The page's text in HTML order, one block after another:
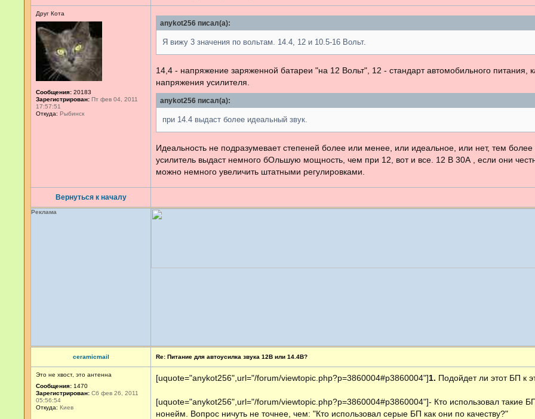
Друг Кота
Сообщения: 20183
Зарегистрирован: Пт фев 04, 2011
17:57:51
Откуда: Рыбинск
Вернуться к началу
anykot256 писал(а):
Я вижу 3 значения по вольтам. 14.4, 12 и 10.5-16 Вольт.
14,4 - напряжение заряженной батареи "на 12 Вольт", 12 - стандарт автомобильного
напряжения усилителя.
anykot256 писал(а):
при 14.4 выдаст более идеальный звук.
Идеальность не подразумевает степеней более или менее, или идеальное, или нет, тем
усилитель выдаст немного бОльшую мощность, чем при 12, вот и все. 12 В 30А , если они
можно немного увеличить штатными регулировками.
Реклама
ceramicmail
Это не хвост, это антенна
Сообщения: 1470
Зарегистрирован: Сб фев 26, 2011
05:56:54
Откуда: Киев
Re: Питание для автоусилка звука 12В или 14.4В?
[uquote="anykot256",url="/forum/viewtopic.php?p=3860004#p3860004"]1. Подойдет ли этот БП к
[uquote="anykot256",url="/forum/viewtopic.php?p=3860004#p3860004"]- Кто использовал такие
нонейм. Вопрос ничуть не точнее, чем: "Кто использовал серые БП как они по качеству?"